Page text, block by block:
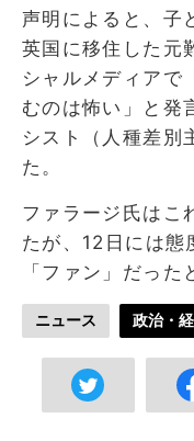
声明によると、子
英国に移住した元
シャルメディアで
むのは怖い」と発
シスト（人種差別
た。
ファラージ氏はこ
たが、12日には態
「ファン」だっ
ニュース 政治・